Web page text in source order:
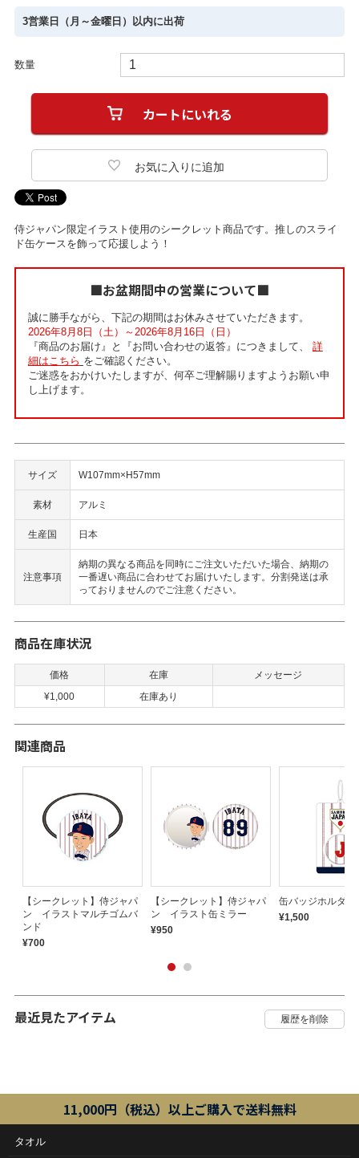
3営業日（月～金曜日）以内に出荷
数量
侍ジャパン限定イラスト使用のシークレット商品です。推しのスライ
ド缶ケースを飾って応援しよう！
■お盆期間中の営業について■
誠に勝手ながら、下記の期間はお休みさせていただきます。
2026年8月8日（土）～2026年8月16日（日）
『商品のお届け』と『お問い合わせの返答』につきまして、 詳
細はこちら をご確認ください。
ご迷惑をおかけいたしますが、何卒ご理解賜りますようお願い申
し上げます。
サイズ W107mm×H57mm
素材 アルミ
生産国 日本
注意事項
納期の異なる商品を同時にご注文いただいた場合、納期の
一番遅い商品に合わせてお届けいたします。分割発送は承
っておりませんのでご注意ください。
商品在庫状況
価格 在庫
メッセージ
¥1,000
在庫あり
関連商品
【シークレット】侍ジャパ
ン イラストマルチゴムバ
ンド
¥700
【シークレット】侍ジャパ
ン イラスト缶ミラー
¥950
缶バッジホルダー
¥1,500
最近見たアイテム
11,000円（税込）以上ご購入で送料無料
タオル